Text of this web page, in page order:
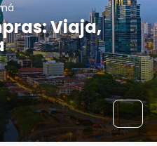
Viaja,